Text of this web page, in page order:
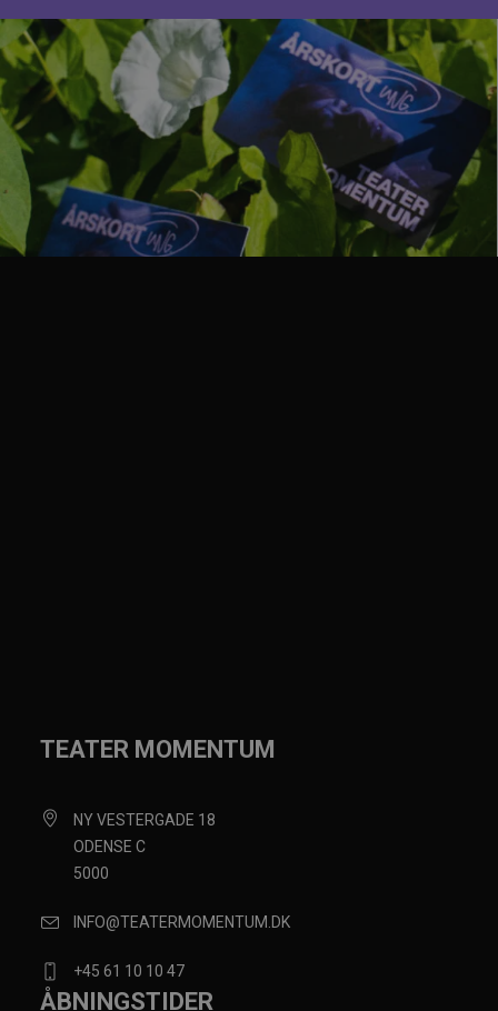
TEATER MOMENTUM
NY VESTERGADE 18
ODENSE C
5000
INFO@TEATERMOMENTUM.DK
+45 61 10 10 47
ÅBNINGSTIDER